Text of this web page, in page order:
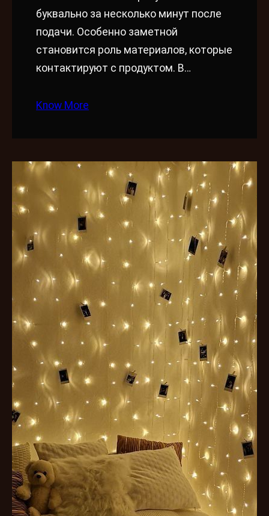
буквально за несколько минут после
подачи. Особенно заметной
становится роль материалов, которые
контактируют с продуктом. В…
Know More